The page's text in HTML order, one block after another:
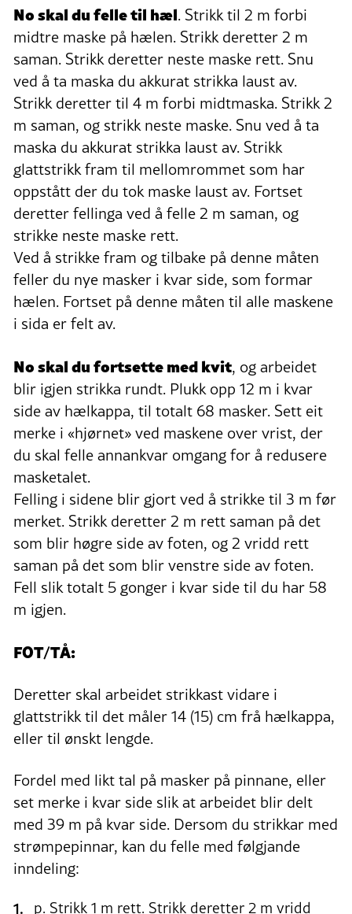
No skal du felle til hæl. Strikk til 2 m forbi
midtre maske på hælen. Strikk deretter 2 m
saman. Strikk deretter neste maske rett. Snu
ved å ta maska du akkurat strikka laust av.
Strikk deretter til 4 m forbi midtmaska. Strikk 2
m saman, og strikk neste maske. Snu ved å ta
maska du akkurat strikka laust av. Strikk
glattstrikk fram til mellomrommet som har
oppstått der du tok maske laust av. Fortset
deretter fellinga ved å felle 2 m saman, og
strikke neste maske rett.
Ved å strikke fram og tilbake på denne måten
feller du nye masker i kvar side, som formar
hælen. Fortset på denne måten til alle maskene
i sida er felt av.
No skal du fortsette med kvit, og arbeidet
blir igjen strikka rundt. Plukk opp 12 m i kvar
side av hælkappa, til totalt 68 masker. Sett eit
merke i «hjørnet» ved maskene over vrist, der
du skal felle annankvar omgang for å redusere
masketalet.
Felling i sidene blir gjort ved å strikke til 3 m før
merket. Strikk deretter 2 m rett saman på det
som blir høgre side av foten, og 2 vridd rett
saman på det som blir venstre side av foten.
Fell slik totalt 5 gonger i kvar side til du har 58
m igjen.
FOT/TÅ:
Deretter skal arbeidet strikkast vidare i
glattstrikk til det måler 14 (15) cm frå hælkappa,
eller til ønskt lengde.
Fordel med likt tal på masker på pinnane, eller
set merke i kvar side slik at arbeidet blir delt
med 39 m på kvar side. Dersom du strikkar med
strømpepinnar, kan du felle med følgjande
inndeling:
p. Strikk 1 m rett. Strikk deretter 2 m vridd